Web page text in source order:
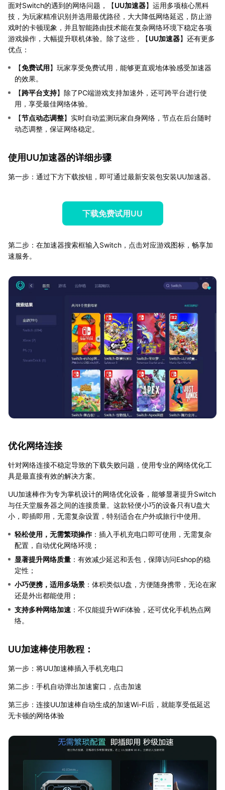
面对Switch的遇到的网络问题，【UU加速器】运用多项核心黑科
技，为玩家精准识别并选用最优路径，大大降低网络延迟，防止游
戏时的卡顿现象，并且智能路由技术能在复杂网络环境下稳定各项
游戏操作，大幅提升联机体验。除了这些，【UU加速器】还有更多
优点：
【免费试用】玩家享受免费试用，能够更直观地体验感受加速器
的效果。
【跨平台支持】除了PC端游戏支持加速外，还可跨平台进行使
用，享受最佳网络体验。
【节点动态调整】实时自动监测玩家自身网络，节点在后台随时
动态调整，保证网络稳定。
使用UU加速器的详细步骤
第一步：通过下方下载按钮，即可通过最新安装包安装UU加速器。
下载免费试用UU
第二步：在加速器搜索框输入Switch，点击对应游戏图标，畅享加
速服务。
优化网络连接
针对网络连接不稳定导致的下载失败问题，使用专业的网络优化工
具是最直接有效的解决方案。
UU加速棒作为专为掌机设计的网络优化设备，能够显著提升Switch
与任天堂服务器之间的连接质量。这款轻便小巧的设备只有U盘大
小，即插即用，无需复杂设置，特别适合在户外或旅行中使用。
轻松使用，无需繁琐操作：插入手机充电口即可使用，无需复杂
配置，自动优化网络环境；
显著提升网络质量 ：有效减少延迟和丢包，保障访问Eshop的稳
定性；
小巧便携，适用多场景 ：体积类似U盘，方便随身携带，无论在家
还是外出都能使用；
支持多种网络加速 ：不仅能提升WiFi体验，还可优化手机热点网
络。
UU加速棒使用教程：
第一步：将UU加速棒插入手机充电口
第二步：手机自动弹出加速窗口，点击加速
第三步：连接UU加速棒自动生成的加速Wi-Fi后，就能享受低延迟
无卡顿的网络体验